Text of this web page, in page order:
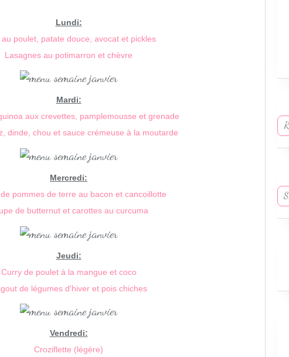
Lundi:
au poulet, patate douce, avocat et pickles
Lasagnes au potimarron et chèvre
Mardi:
aux crevettes, pamplemousse et grenade
dinde, chou et sauce crémeuse à la moutarde
Mercredi:
pommes de terre au bacon et cancoillotte
de butternut et carottes au curcuma
Jeudi:
Curry de poulet à la mangue et coco
de légumes d'hiver et pois chiches
Vendredi:
Croziflette (légère)